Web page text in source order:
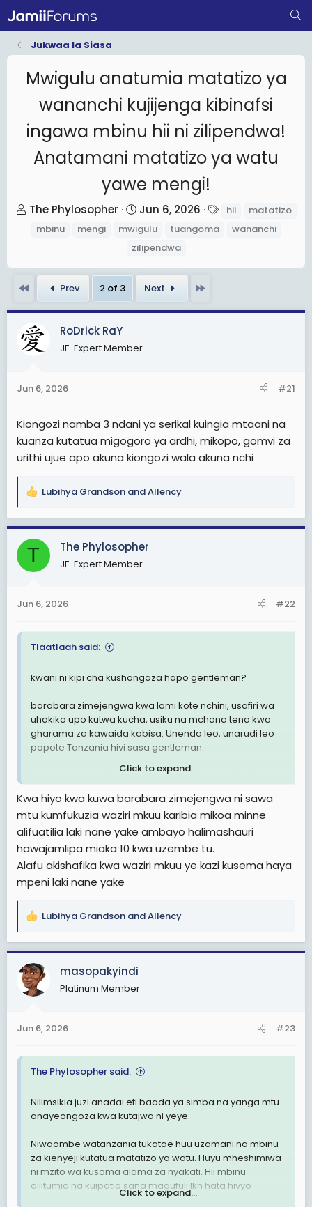
Jukwaa la Siasa
Mwigulu anatumia matatizo ya
wananchi kujijenga kibinafsi
ingawa mbinu hii ni zilipendwa!
Anatamani matatizo ya watu
yawe mengi!
T
d
s
t
a
e
The Phylosopher
S
t
a
t
d
a
Jun 6, 2026 hii
matatizo
mbinu
mengi mwigulu tuangoma
wananchi
zilipendwa
Prev 2 of 3 Next
RoDrick RaY
JF-Expert Member
Jun 6, 2026 #21
Kiongozi namba 3 ndani ya serikal kuingia mtaani na
kuanza kutatua migogoro ya ardhi, mikopo, gomvi za
urithi ujue apo akuna kiongozi wala akuna nchi
R
a
c
t
i
s
Lubihya Grandson andAllency
T The Phylosopher
JF-Expert Member
Jun 6, 2026 #22
Tlaatlaah said:
kwani ni kipi cha kushangaza hapo gentleman?
barabara zimejengwa kwa lami kote nchini, usafiri wa
uhakika upo kutwa kucha, usiku na mchana tena kwa
gharama za kawaida kabisa. Unenda leo, unarudi leo
popote Tanzania hivi sasa gentleman.
hayo yote yamefanywa na viongozi wa serikali sikivu ya
Geita Iringa ni mwendo wa masaa tu gentleman,
unaenda na kurudi mchana kwa mchana.
Ni muhimu mkayajua na kuyaelewa mambo haya,
kabla ya kupotosha wafuata mkumbo na malofa
wenzenu gentleman 🐒
Click to expand...
Kwa hiyo kwa kuwa barabara zimejengwa ni sawa
mtu kumfukuzia waziri mkuu karibia mikoa minne
alifuatilia laki nane yake ambayo halimashauri
hawajamlipa miaka 10 kwa uzembe tu.
Alafu akishafika kwa waziri mkuu ye kazi kusema haya
mpeni laki nane yake
R
a
c
t
i
s
Lubihya Grandson andAllency
masopakyindi
Platinum Member
Jun 6, 2026 #23
The Phylosopher said:
Nilimsikia juzi anadai eti baada ya simba na yanga mtu
anayeongoza kwa kutajwa ni yeye.
Niwaombe watanzania tukatae huu uzamani na mbinu
za kienyeji kutatua matatizo ya watu. Huyu mheshimiwa
ni mzito wa kusoma alama za nyakati. Hii mbinu
aliitumia na kuipatia sana magufuli lkn hata hivyo
haikuja na suluhisho ingawa yeye alikuwa walau
Click to expand...